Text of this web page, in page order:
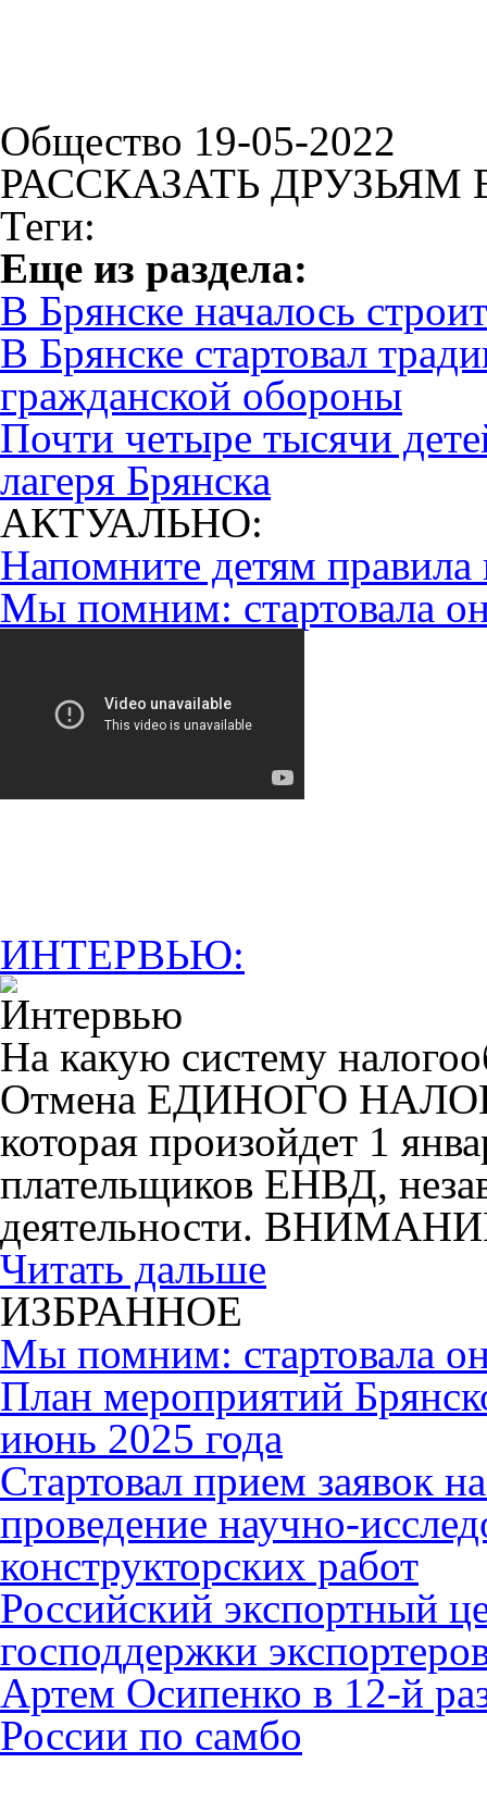
Общество 19-05-2022
РАССКАЗАТЬ ДРУЗЬЯМ
Теги:
Eще из раздела:
В Брянске началось
В Брянске стартовал
гражданской обороны
Почти четыре тысячи
лагеря Брянска
АКТУАЛЬНО:
Напомните детям правила
Мы помним: стартовала
ИНТЕРВЬЮ:
На какую систему
Отмена ЕДИНОГО
которая произойдет 1
плательщиков ЕНВД,
деятельности.
Читать дальше
ИЗБРАННОЕ
Мы помним: стартовала
План мероприятий
июнь 2025 года
Cтартовал прием заявок
проведение научно-
конструкторских работ
Российский экспортный
господдержки
Артем Осипенко в 12-й
России по самбо